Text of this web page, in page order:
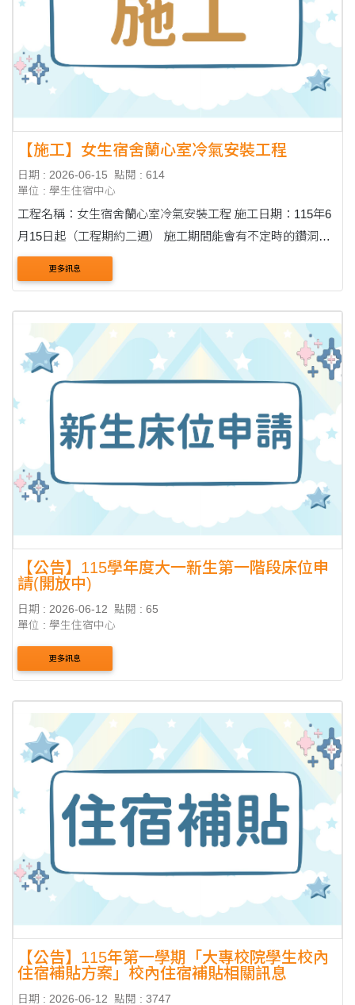
【施工】女生宿舍蘭心室冷氣安裝工程
日期 : 2026-06-15
點閱 : 614
單位 : 學生住宿中心
工程名稱：女生宿舍蘭心室冷氣安裝工程 施工日期：115年6
月15日起（工程期約二週） 施工期間能會有不定時的鑽洞聲
響，請同學於施工期間勿至蘭心室，以免影響工程進行。請
更多訊息
【公告】115學年度大一新生第一階段床位申
請(開放中)
日期 : 2026-06-12
點閱 : 65
單位 : 學生住宿中心
更多訊息
【公告】115年第一學期「大專校院學生校內
住宿補貼方案」校內住宿補貼相關訊息
日期 : 2026-06-12
點閱 : 3747